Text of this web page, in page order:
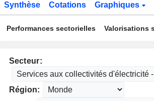
Synthèse Cotations Graphiques
Performances sectorielles Valorisations
Secteur:
Région: